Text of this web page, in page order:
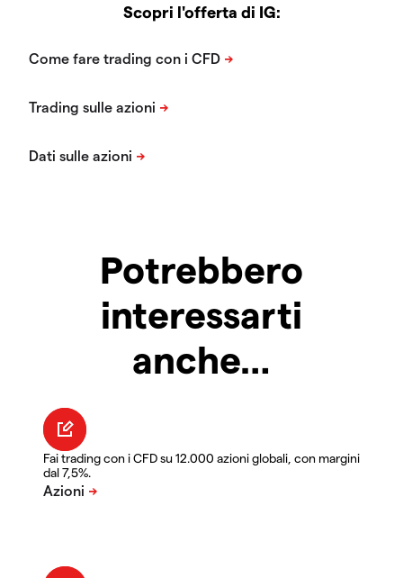
Scopri l'offerta di IG:
Potrebbero
interessarti
anche…
Fai trading con i CFD su 12.000 azioni globali, con margini
dal 7,5%.